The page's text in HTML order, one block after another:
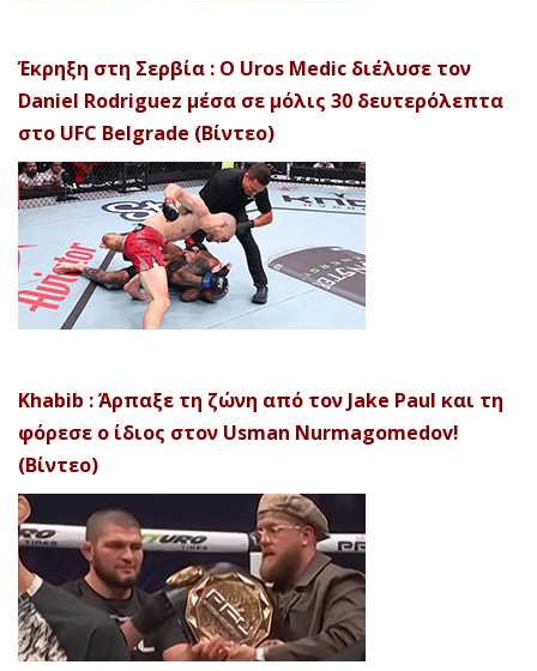
Έκρηξη στη Σερβία : Ο Uros Medic διέλυσε τον
Daniel Rodriguez μέσα σε μόλις 30 δευτερόλεπτα
στο UFC Belgrade (Βίντεο)
Khabib : Άρπαξε τη ζώνη από τον Jake Paul και τη
φόρεσε ο ίδιος στον Usman Nurmagomedov!
(Βίντεο)